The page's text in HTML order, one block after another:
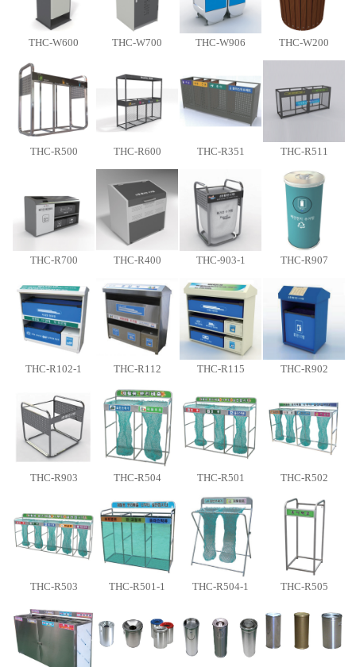
THC-W600 THC-W700 THC-W906 THC-W200
THC-R500 THC-R600 THC-R351 THC-R511
THC-R700 THC-R400 THC-903-1 THC-R907
THC-R102-1 THC-R112 THC-R115 THC-R902
THC-R903 THC-R504 THC-R501 THC-R502
THC-R503 THC-R501-1 THC-R504-1 THC-R505